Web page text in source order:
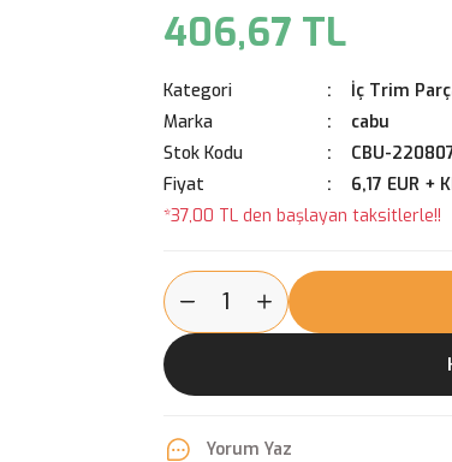
406,67 TL
Kategori
İç Trim
Marka
cabu
Stok Kodu
CBU-
Fiyat
6,17 EUR +
*37,00 TL den başlayan taksitlerle!!
Yorum Yaz